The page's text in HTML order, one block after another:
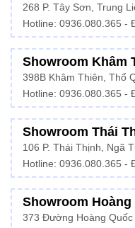
268 P. Tây Sơn, Trung
Hotline: 0936.080.365 -
Showroom Khâm
398B Khâm Thiên, Thổ
Hotline: 0936.080.365 -
Showroom Thái
106 P. Thái Thịnh, Ngã
Hotline: 0936.080.365 -
Showroom Hoàng
373 Đường Hoàng Quốc